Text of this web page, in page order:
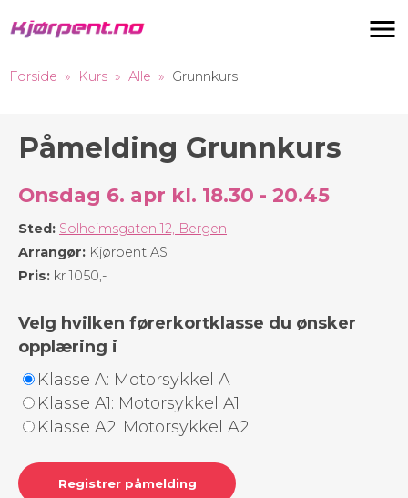
Forside Kurs Alle Grunnkurs
Påmelding Grunnkurs
Onsdag 6. apr kl. 18.30 - 20.45
Sted: Solheimsgaten 12, Bergen
Arrangør: Kjørpent AS
Pris: kr 1050,-
Velg hvilken førerkortklasse du ønsker
opplæring i
Klasse A: Motorsykkel A
Klasse A1: Motorsykkel A1
Klasse A2: Motorsykkel A2
Registrer påmelding